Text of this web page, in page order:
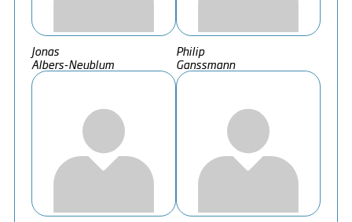
Jonas
Albers-Neublum
Philip
Ganssmann